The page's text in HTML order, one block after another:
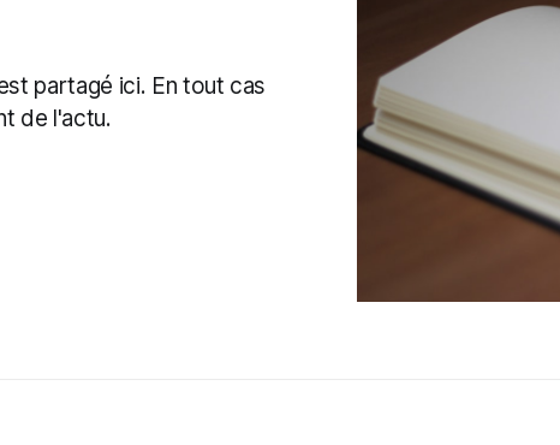
partagé ici. En tout cas
de l'actu.